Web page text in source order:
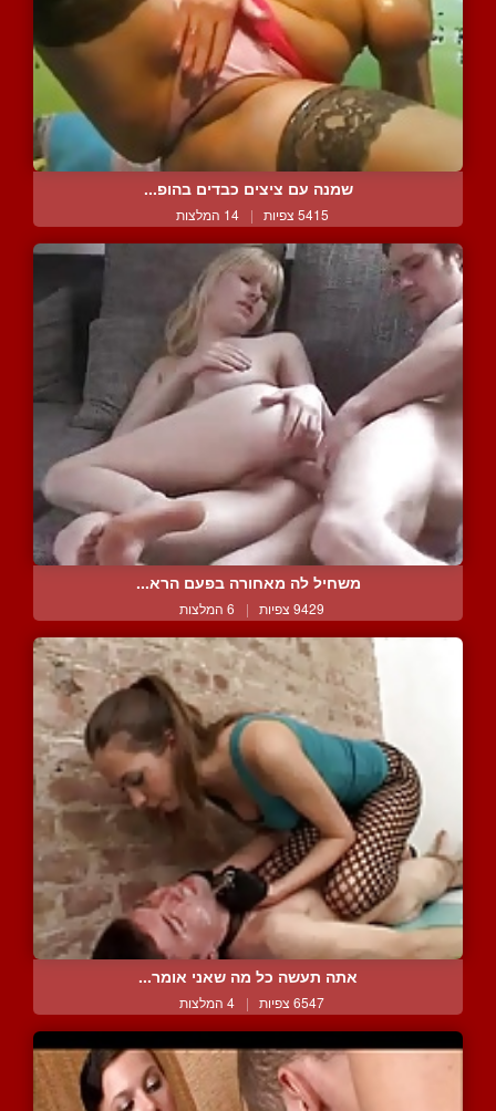
שמנה עם ציצים כבדים בהופ...
5415 צפיות | 14 המלצות
משחיל לה מאחורה בפעם הרא...
9429 צפיות | 6 המלצות
אתה תעשה כל מה שאני אומר...
6547 צפיות | 4 המלצות